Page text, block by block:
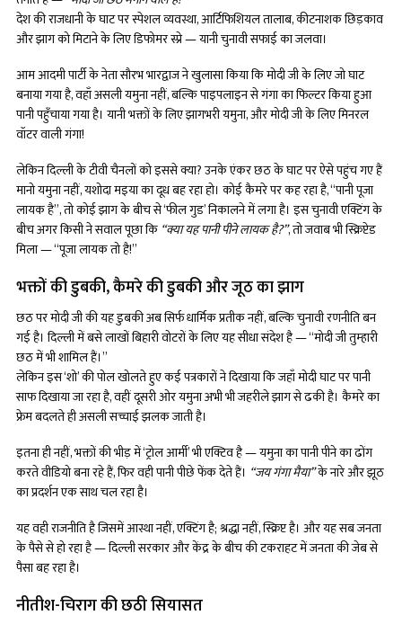
देश की राजधानी के घाट पर स्पेशल व्यवस्था, आर्टिफिशियल तालाब, कीटनाशक छिड़काव
और झाग को मिटाने के लिए डिफोमर स्प्रे — यानी चुनावी सफाई का जलवा।
आम आदमी पार्टी के नेता सौरभ भारद्वाज ने खुलासा किया कि मोदी जी के लिए जो घाट
बनाया गया है, वहाँ असली यमुना नहीं, बल्कि पाइपलाइन से गंगा का फिल्टर किया हुआ
पानी पहुँचाया गया है। यानी भक्तों के लिए झागभरी यमुना, और मोदी जी के लिए मिनरल
वॉटर वाली गंगा!
लेकिन दिल्ली के टीवी चैनलों को इससे क्या? उनके एंकर छठ के घाट पर ऐसे पहुंच गए हैं
मानो यमुना नहीं, यशोदा मइया का दूध बह रहा हो। कोई कैमरे पर कह रहा है, “पानी पूजा
लायक है”, तो कोई झाग के बीच से ‘फील गुड’ निकालने में लगा है। इस चुनावी एक्टिंग के
बीच अगर किसी ने सवाल पूछा कि “क्या यह पानी पीने लायक है?”, तो जवाब भी स्क्रिप्टेड
मिला — “पूजा लायक तो है!”
भक्तों की डुबकी, कैमरे की डुबकी और जूठ का झाग
छठ पर मोदी जी की यह डुबकी अब सिर्फ धार्मिक प्रतीक नहीं, बल्कि चुनावी रणनीति बन
गई है। दिल्ली में बसे लाखों बिहारी वोटरों के लिए यह सीधा संदेश है — “मोदी जी तुम्हारी
छठ में भी शामिल हैं।”
लेकिन इस ‘शो’ की पोल खोलते हुए कई पत्रकारों ने दिखाया कि जहाँ मोदी घाट पर पानी
साफ दिखाया जा रहा है, वहीं दूसरी ओर यमुना अभी भी जहरीले झाग से ढकी है। कैमरे का
फ्रेम बदलते ही असली सच्चाई झलक जाती है।
इतना ही नहीं, भक्तों की भीड़ में ‘ट्रोल आर्मी’ भी एक्टिव है — यमुना का पानी पीने का ढोंग
करते वीडियो बना रहे हैं, फिर वही पानी पीछे फेंक देते हैं। “जय गंगा मैया”के नारे और झूठ
का प्रदर्शन एक साथ चल रहा है।
यह वही राजनीति है जिसमें आस्था नहीं, एक्टिंग है; श्रद्धा नहीं, स्क्रिप्ट है। और यह सब जनता
के पैसे से हो रहा है — दिल्ली सरकार और केंद्र के बीच की टकराहट में जनता की जेब से
पैसा बह रहा है।
नीतीश-चिराग की छठी सियासत